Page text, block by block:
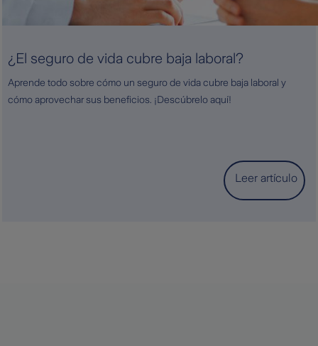
¿El seguro de vida cubre baja laboral?
Aprende todo sobre cómo un seguro de vida cubre baja laboral y
cómo aprovechar sus beneficios. ¡Descúbrelo aquí!
Leer artículo